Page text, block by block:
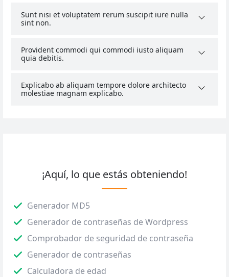
Sunt nisi et voluptatem rerum suscipit iure nulla
sint non.
Provident commodi qui commodi iusto aliquam
quia debitis.
Explicabo ab aliquam tempore dolore architecto
molestiae magnam explicabo.
¡Aquí, lo que estás obteniendo!
Generador MD5
Generador de contraseñas de Wordpress
Comprobador de seguridad de contraseña
Generador de contraseñas
Calculadora de edad